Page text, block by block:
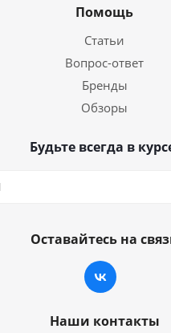
Помощь
Статьи
Вопрос-ответ
Бренды
Обзоры
Будьте всегда в
Оставайтесь на
Наши контакты